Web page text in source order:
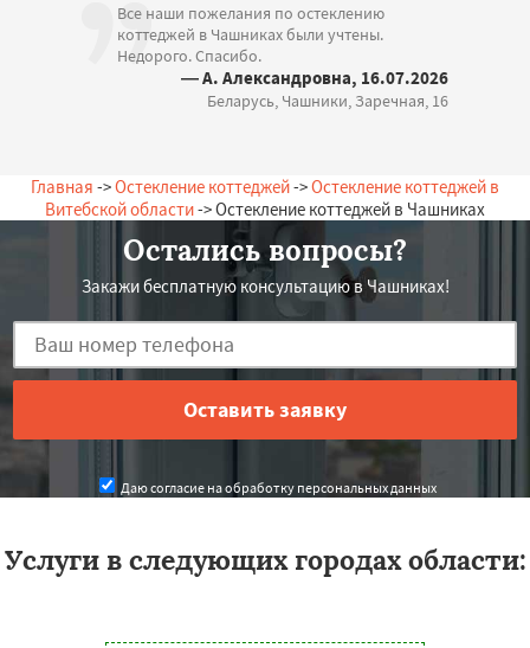
Все наши пожелания по остеклению
коттеджей в Чашниках были учтены.
Недорого. Спасибо.
— А. Александровна, 16.07.2026
Беларусь, Чашники, Заречная, 16
Главная ->Остекление коттеджей->Остекление коттеджей в
Витебской области-> Остекление коттеджей в Чашниках
Остались вопросы?
Закажи бесплатную консультацию в Чашниках!
Даю согласие на обработку персональных данных
Услуги в следующих городах области: